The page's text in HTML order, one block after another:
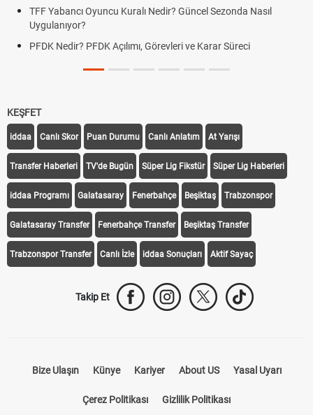
TFF Yabancı Oyuncu Kuralı Nedir? Güncel Sezonda Nasıl
Uygulanıyor?
PFDK Nedir? PFDK Açılımı, Görevleri ve Karar Süreci
KEŞFET
iddaa Canlı Skor Puan Durumu Canlı Anlatım At Yarışı
Transfer Haberleri TV'de Bugün Süper Lig Fikstür Süper Lig Haberleri
iddaa Programı Galatasaray Fenerbahçe Beşiktaş Trabzonspor
Galatasaray Transfer Fenerbahçe Transfer Beşiktaş Transfer
Trabzonspor Transfer Canlı İzle iddaa Sonuçları Aktif Sayaç
Takip Et
Bize Ulaşın Künye Kariyer About US Yasal Uyarı
Çerez Politikası Gizlilik Politikası